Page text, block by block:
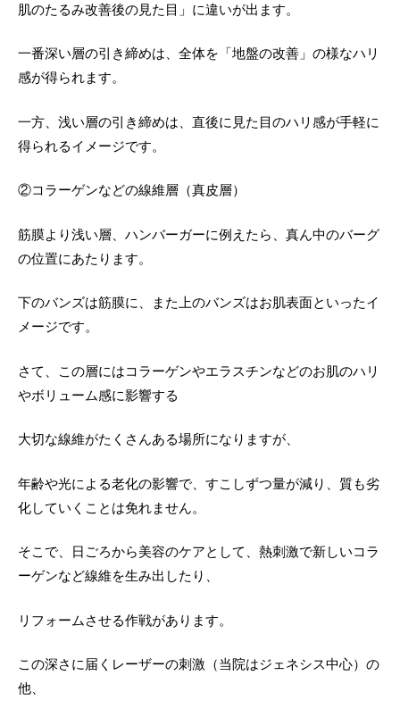
たるみ
毛穴
メディカルコスメ
ニキビ痕治療・ケア知識
肌のたるみ改善後の見た目」に違いが出ます。
一番深い層の引き締めは、全体を「地盤の改善」の様なハリ
感が得られます。
一方、浅い層の引き締めは、直後に見た目のハリ感が手軽に
得られるイメージです。
②コラーゲンなどの線維層（真皮層）
筋膜より浅い層、ハンバーガーに例えたら、真ん中のバーグ
の位置にあたります。
下のバンズは筋膜に、また上のバンズはお肌表面といったイ
メージです。
さて、この層にはコラーゲンやエラスチンなどのお肌のハリ
やボリューム感に影響する
大切な線維がたくさんある場所になりますが、
年齢や光による老化の影響で、すこしずつ量が減り、質も劣
化していくことは免れません。
そこで、日ごろから美容のケアとして、熱刺激で新しいコラ
ーゲンなど線維を生み出したり、
リフォームさせる作戦があります。
この深さに届くレーザーの刺激（当院はジェネシス中心）の
他、